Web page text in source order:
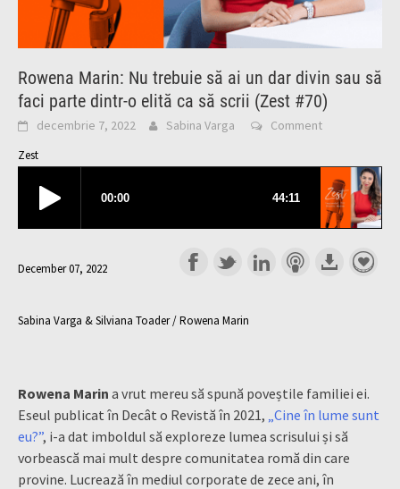
Rowena Marin: Nu trebuie să ai un dar divin sau să
faci parte dintr-o elită ca să scrii (Zest #70)
decembrie 7, 2022 Sabina Varga Comment
Zest
December 07, 2022
Sabina Varga & Silviana Toader / Rowena Marin
Rowena Marin a vrut mereu să spună poveștile familiei ei.
Eseul publicat în Decât o Revistă în 2021, „Cine în lume sunt
eu?”, i-a dat imboldul să exploreze lumea scrisului și să
vorbească mai mult despre comunitatea romă din care
provine. Lucrează în mediul corporate de zece ani, în